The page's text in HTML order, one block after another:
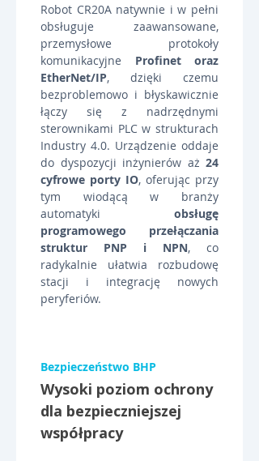
Robot CR20A natywnie i w pełni
obsługuje zaawansowane,
przemysłowe protokoły
komunikacyjne Profinet oraz
EtherNet/IP, dzięki czemu
bezproblemowo i błyskawicznie
łączy się z nadrzędnymi
sterownikami PLC w strukturach
Industry 4.0. Urządzenie oddaje
do dyspozycji inżynierów aż 24
cyfrowe porty IO, oferując przy
tym wiodącą w branży
automatyki obsługę
programowego przełączania
struktur PNP i NPN, co
radykalnie ułatwia rozbudowę
stacji i integrację nowych
peryferiów.
Bezpieczeństwo BHP
Wysoki poziom ochrony
dla bezpieczniejszej
współpracy